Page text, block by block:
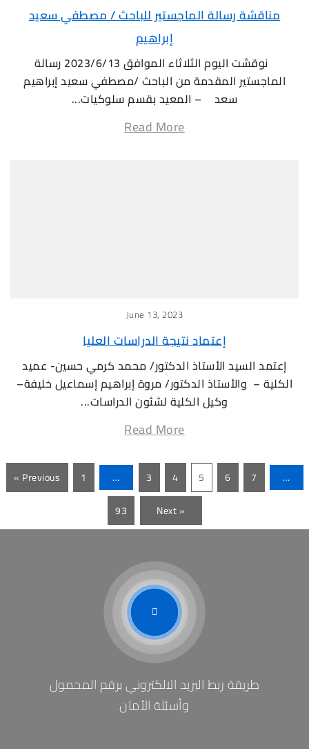
مناقشة رسالة الماجستير للباحث / مصطفي سعيد
إبراهيم
نوقشت اليوم الثلاثاء الموافق 2023/6/13 رسالة
الماجستير المقدمة من الباحث /مصطفي سعيد إبراهيم
سعد – المعيد بقسم سلوكيات...
Read More
June 13, 2023
إعتماد نتيجة الدراسات العليا
إعتمد السيد الأستاذ الدكتور/ محمد كرمي حسين- عميد
الكلية – والأستاذ الدكتور/ مروة إبراهيم إسماعيل خليفة–
وكيل الكلية لشئون الدراسات...
Read More
« Previous 1 … 3 4 5 6 7
…
93
Next »
طريقة ربط البريد الالكتروني برقم المحمول
وأسئلة الأمان